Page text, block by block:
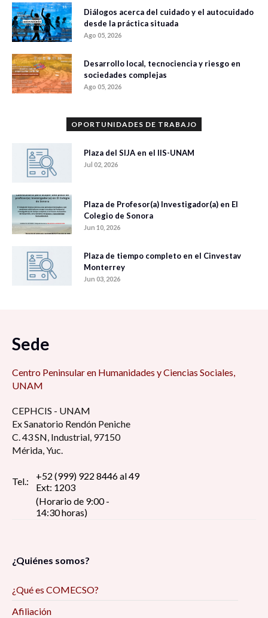
Diálogos acerca del cuidado y el autocuidado
desde la práctica situada
Ago 05, 2026
Desarrollo local, tecnociencia y riesgo en
sociedades complejas
Ago 05, 2026
OPORTUNIDADES DE TRABAJO
Plaza del SIJA en el IIS-UNAM
Jul 02, 2026
Plaza de Profesor(a) Investigador(a) en El
Colegio de Sonora
Jun 10, 2026
Plaza de tiempo completo en el Cinvestav
Monterrey
Jun 03, 2026
Sede
Centro Peninsular en Humanidades y Ciencias Sociales,
UNAM
CEPHCIS - UNAM
Ex Sanatorio Rendón Peniche
C. 43 SN, Industrial, 97150
Mérida, Yuc.
Tel.:
+52 (999) 922 8446 al 49
Ext: 1203
(Horario de 9:00 -
14:30 horas)
¿Quiénes somos?
¿Qué es COMECSO?
Afiliación